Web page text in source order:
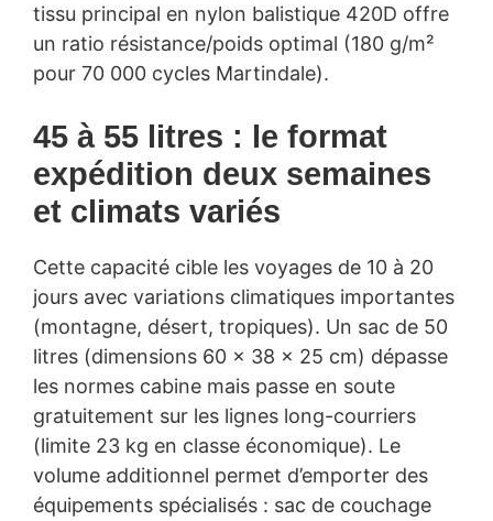
tissu principal en nylon balistique 420D offre
un ratio résistance/poids optimal (180 g/m²
pour 70 000 cycles Martindale).
45 à 55 litres : le format
expédition deux semaines
et climats variés
Cette capacité cible les voyages de 10 à 20
jours avec variations climatiques importantes
(montagne, désert, tropiques). Un sac de 50
litres (dimensions 60 × 38 × 25 cm) dépasse
les normes cabine mais passe en soute
gratuitement sur les lignes long-courriers
(limite 23 kg en classe économique). Le
volume additionnel permet d’emporter des
équipements spécialisés : sac de couchage